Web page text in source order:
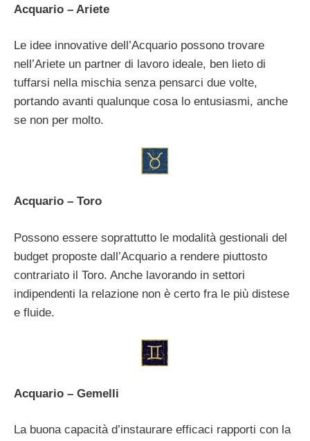
Acquario – Ariete
Le idee innovative dell’Acquario possono trovare
nell’Ariete un partner di lavoro ideale, ben lieto di
tuffarsi nella mischia senza pensarci due volte,
portando avanti qualunque cosa lo entusiasmi, anche
se non per molto.
Acquario – Toro
Possono essere soprattutto le modalità gestionali del
budget proposte dall’Acquario a rendere piuttosto
contrariato il Toro. Anche lavorando in settori
indipendenti la relazione non è certo fra le più distese
e fluide.
Acquario – Gemelli
La buona capacità d’instaurare efficaci rapporti con la